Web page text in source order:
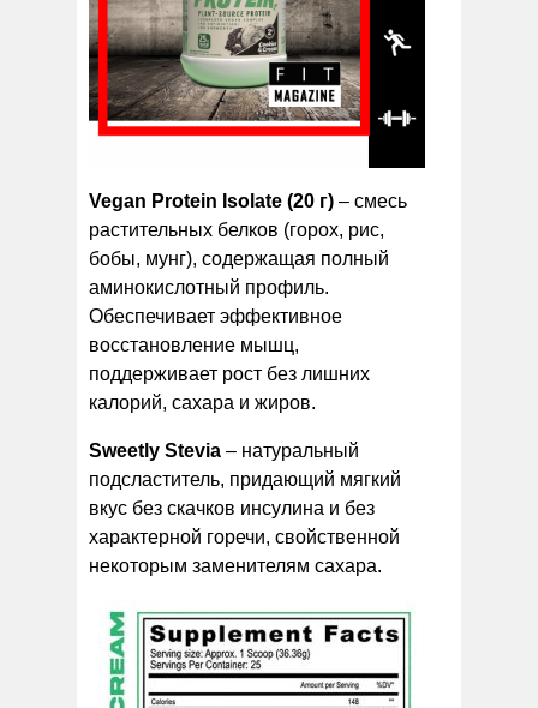
Vegan Protein Isolate (20 г) – смесь
растительных белков (горох, рис,
бобы, мунг), содержащая полный
аминокислотный профиль.
Обеспечивает эффективное
восстановление мышц,
поддерживает рост без лишних
калорий, сахара и жиров.
Sweetly Stevia – натуральный
подсластитель, придающий мягкий
вкус без скачков инсулина и без
характерной горечи, свойственной
некоторым заменителям сахара.